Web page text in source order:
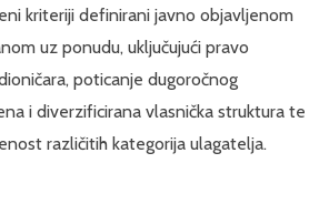
kriteriji definirani javno objavljenom
uz ponudu, uključujući pravo
poticanje dugoročnog
i diverzificirana vlasnička struktura te
različitih kategorija ulagatelja.